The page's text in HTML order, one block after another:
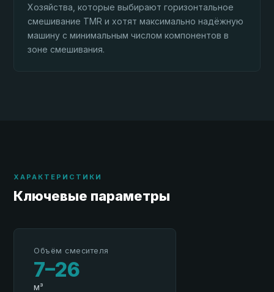
Хозяйства, которые выбирают горизонтальное
смешивание TMR и хотят максимально надёжную
машину с минимальным числом компонентов в
зоне смешивания.
ХАРАКТЕРИСТИКИ
Ключевые параметры
Объём смесителя
7–26
м³